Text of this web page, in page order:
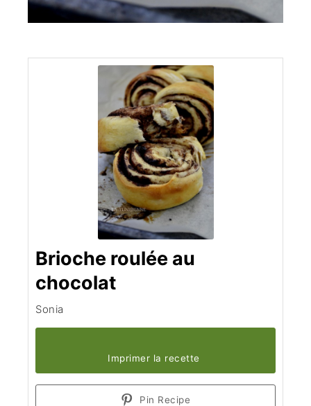
Brioche roulée au
chocolat
Sonia
Imprimer la recette
Pin Recipe